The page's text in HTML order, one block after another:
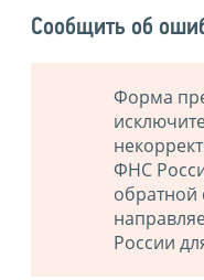
Сообщить об
Форма
ФНС
России